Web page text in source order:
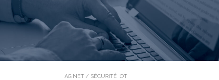
AG NET / SÉCURITÉ IOT